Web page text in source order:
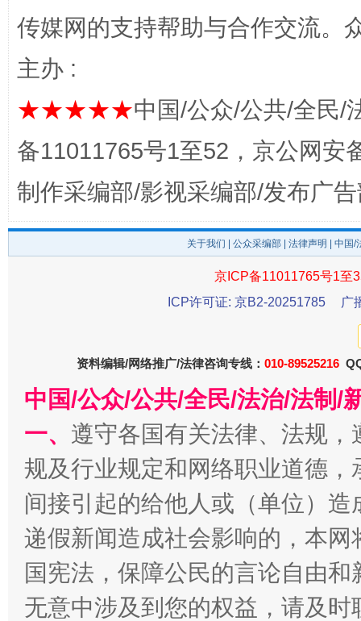
公平竞争审查“十大案例”出炉！ 一纸欠
东山县通报“牛蛙产品抗生素超标问题”
千年窑火 生生不息
传媒网的支持帮助与合作交流。
主办 :
★★★★★中国/公众/公共/全民/
备11011765号1至52，京公网安
制作采编部/影视采编部/发布广
关于我们 公众采编部 法律声明 | 中国
京ICP备11011765号1至
ICP许可证: 京B2-20251785
广
资料编辑/网络推广/法律咨询专线： 010-89525216
中国/公众/公共/全民/法治/法制/
一、 遵守各国有关法律、法规
规及行业规定和网络职业道德
间接引起的给他人或（单位）
递假新闻造成社会影响的，本
国宪法，保障公民的言论自由
无意中涉及到您的权益，请及